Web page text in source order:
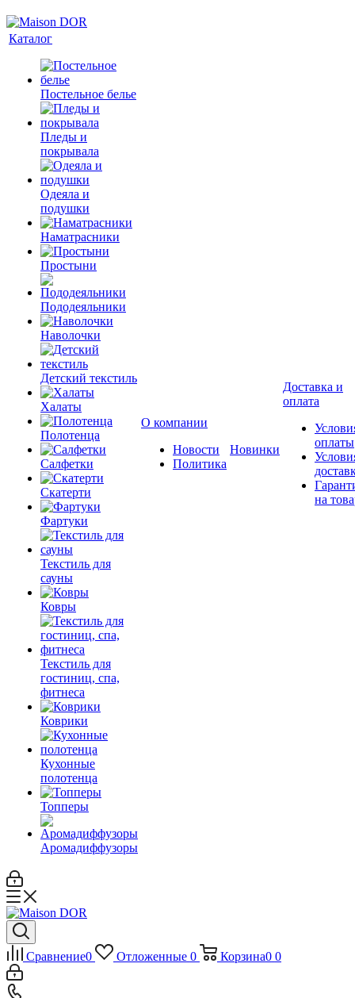
Каталог
Постельное белье
Пледы и
покрывала
Одеяла и
подушки
Наматрасники
Простыни
Пододеяльники
Наволочки
Детский текстиль
Халаты
Полотенца
Салфетки
Скатерти
Фартуки
Текстиль для
сауны
Ковры
Текстиль для
гостиниц, спа,
фитнеса
Коврики
Кухонные
полотенца
Топперы
Аромадиффузоры
О компании
Новости
Политика
Новинки
Доставка и
оплата
оплаты
на
Сравнение0 Отложенные 0 Корзина0 0